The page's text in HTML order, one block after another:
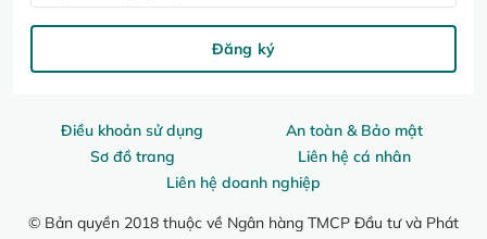
Điều khoản sử dụng
An toàn & Bảo mật
Sơ đồ trang
Liên hệ cá nhân
Liên hệ doanh nghiệp
© Bản quyền 2018 thuộc về Ngân hàng TMCP Đầu tư và Phát
Đăng ký